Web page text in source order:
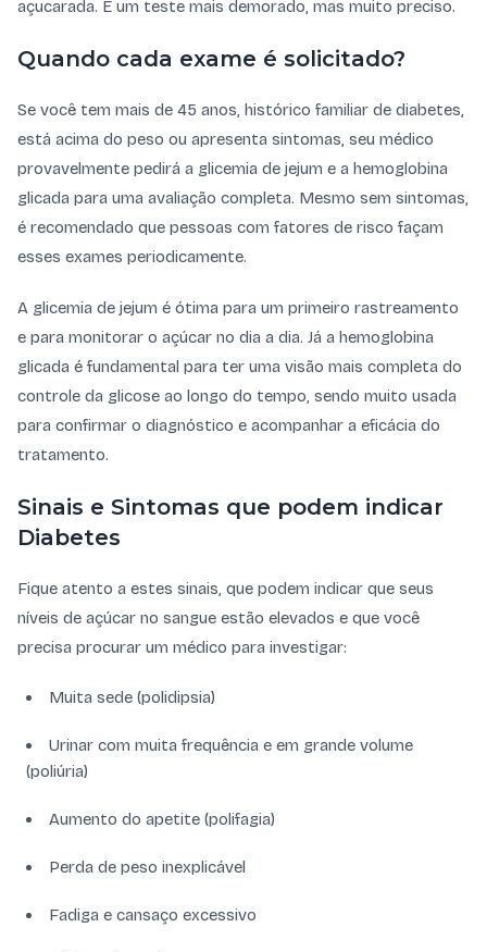
açucarada. É um teste mais demorado, mas muito preciso.
Quando cada exame é solicitado?
Se você tem mais de 45 anos, histórico familiar de diabetes,
está acima do peso ou apresenta sintomas, seu médico
provavelmente pedirá a glicemia de jejum e a hemoglobina
glicada para uma avaliação completa. Mesmo sem sintomas,
é recomendado que pessoas com fatores de risco façam
esses exames periodicamente.
A glicemia de jejum é ótima para um primeiro rastreamento
e para monitorar o açúcar no dia a dia. Já a hemoglobina
glicada é fundamental para ter uma visão mais completa do
controle da glicose ao longo do tempo, sendo muito usada
para confirmar o diagnóstico e acompanhar a eficácia do
tratamento.
Sinais e Sintomas que podem indicar
Diabetes
Fique atento a estes sinais, que podem indicar que seus
níveis de açúcar no sangue estão elevados e que você
precisa procurar um médico para investigar:
Muita sede (polidipsia)
Urinar com muita frequência e em grande volume
(poliúria)
Aumento do apetite (polifagia)
Perda de peso inexplicável
Fadiga e cansaço excessivo